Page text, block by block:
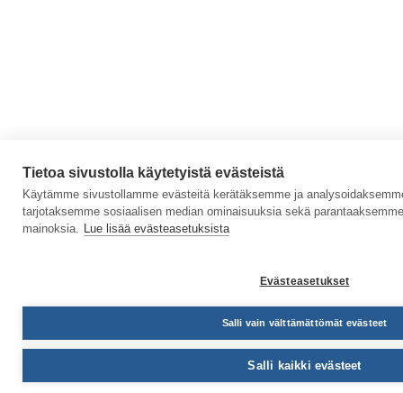
Tietoa sivustolla käytetyistä evästeistä
Käytämme sivustollamme evästeitä kerätäksemme ja
tarjotaksemme sosiaalisen median ominaisuuksia sekä
mainoksia. Lue lisää evästeasetuksista
Evästeasetukset
Salli vain välttämättömät evästeet
Salli kaikki evästeet